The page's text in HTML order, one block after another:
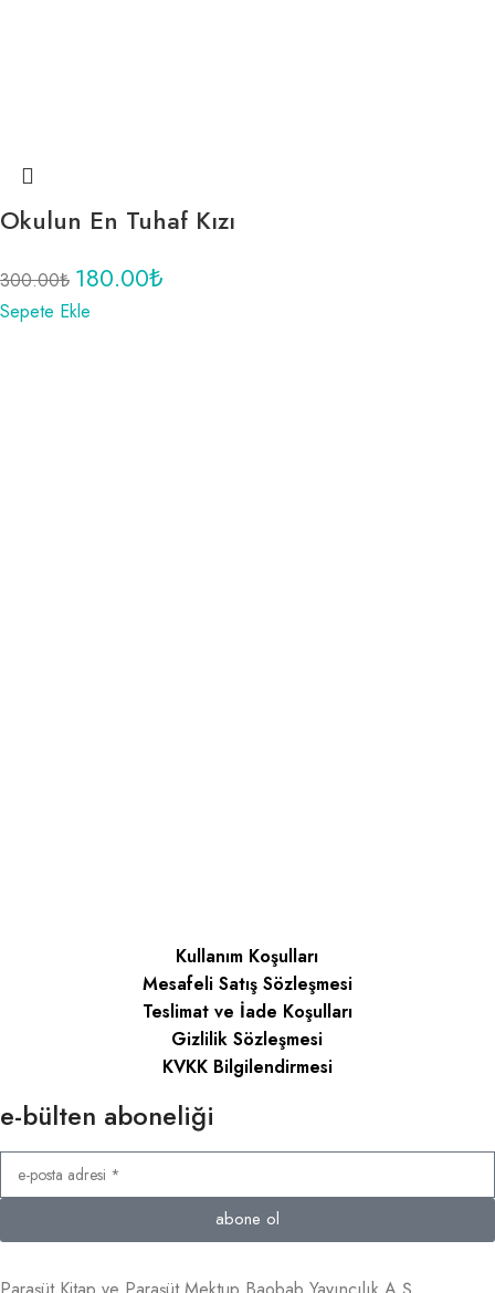
Okulun En Tuhaf Kızı
300.00₺ 180.00₺
Sepete Ekle
Kullanım Koşulları
Mesafeli Satış Sözleşmesi
Teslimat ve İade Koşulları
Gizlilik Sözleşmesi
KVKK Bilgilendirmesi
e-bülten aboneliği
abone ol